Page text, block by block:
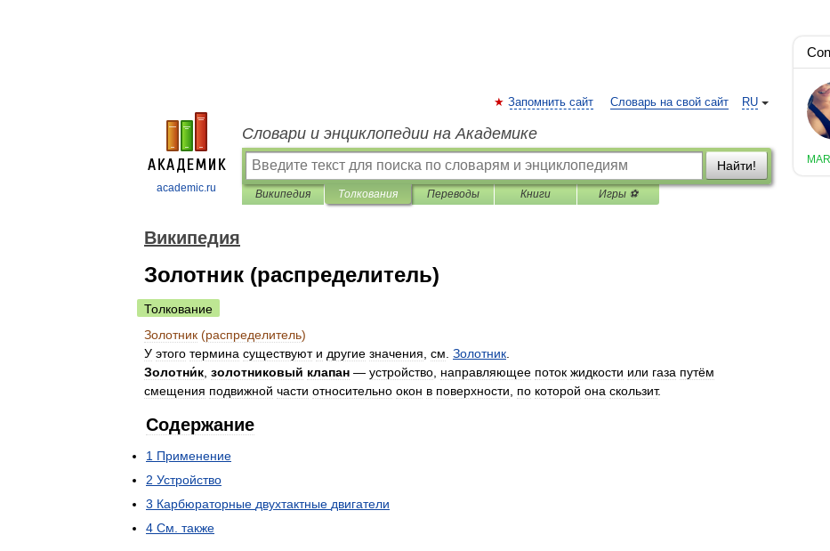
academic.ru
RU
Запомнить сайт Словарь на свой сайт
Словари и энциклопедии на Академике
Найти!
Википедия Толкования Переводы Книги Игры ⚽
Википедия
Золотник (распределитель)
Толкование
Золотник (распределитель)
У этого термина существуют и другие значения см Золотник
Золотни́к золотниковый клапан — устройство направляющее поток жидкости или газа путём
смещения подвижной части относительно окон в поверхности по которой она скользит.
Содержание
1 Применение
2 Устройство
3 Карбюраторные двухтактные двигатели
4 См также